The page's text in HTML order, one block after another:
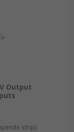
Output
strip)